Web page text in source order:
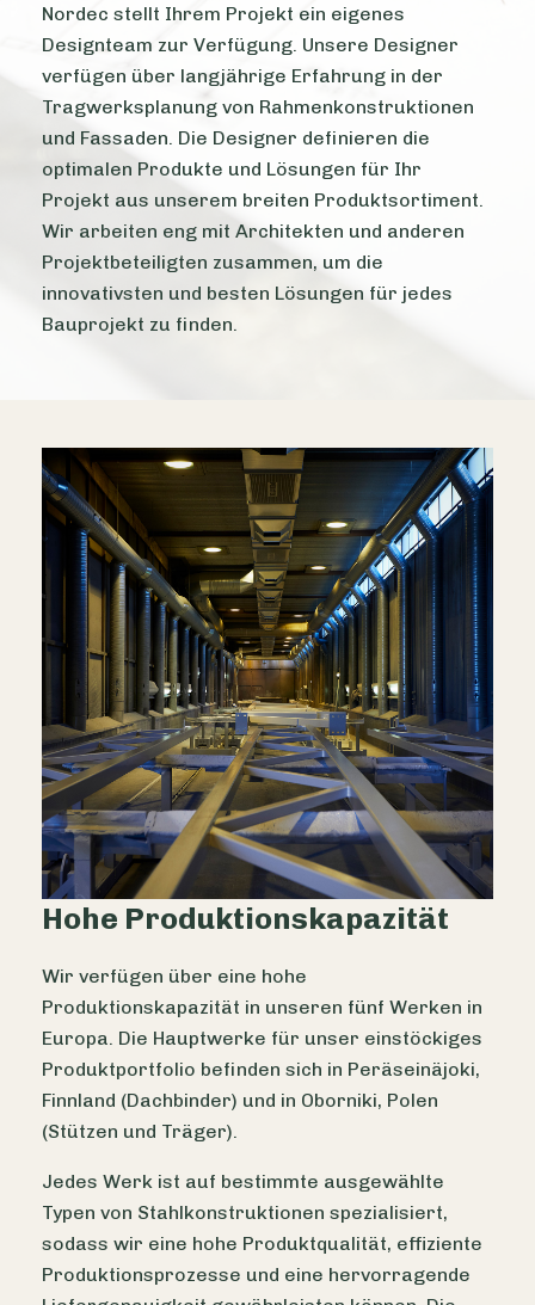
Nordec stellt Ihrem Projekt ein eigenes
Designteam zur Verfügung. Unsere Designer
verfügen über langjährige Erfahrung in der
Tragwerksplanung von Rahmenkonstruktionen
und Fassaden. Die Designer definieren die
optimalen Produkte und Lösungen für Ihr
Projekt aus unserem breiten Produktsortiment.
Wir arbeiten eng mit Architekten und anderen
Projektbeteiligten zusammen, um die
innovativsten und besten Lösungen für jedes
Bauprojekt zu finden.
Hohe Produktionskapazität
Wir verfügen über eine hohe
Produktionskapazität in unseren fünf Werken in
Europa. Die Hauptwerke für unser einstöckiges
Produktportfolio befinden sich in Peräseinäjoki,
Finnland (Dachbinder) und in Oborniki, Polen
(Stützen und Träger).
Jedes Werk ist auf bestimmte ausgewählte
Typen von Stahlkonstruktionen spezialisiert,
sodass wir eine hohe Produktqualität, effiziente
Produktionsprozesse und eine hervorragende